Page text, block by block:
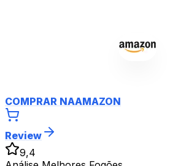
COMPRAR NAAMAZON
Review
9,4